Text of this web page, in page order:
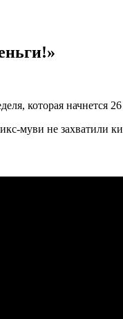
которая начнется 26
муви не захватили